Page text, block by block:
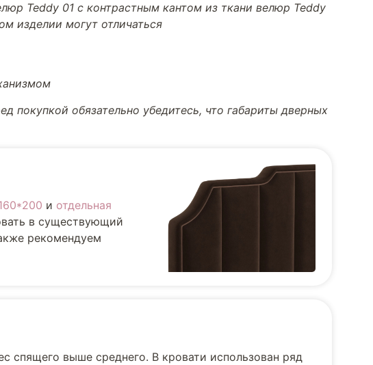
Teddy 01 с контрастным кантом из ткани велюр Teddy
изделии могут отличаться
покупкой обязательно убедитесь, что габариты дверных
и отдельная
в существующий
рекомендуем
спящего выше среднего. В кровати использован ряд